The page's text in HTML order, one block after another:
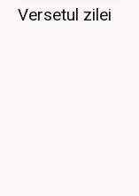
Versetul zilei